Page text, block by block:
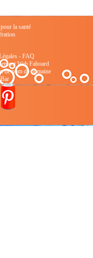
la santé
- FAQ
Web Faboard
de nom de domaine